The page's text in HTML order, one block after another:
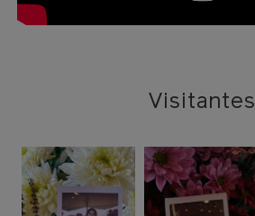
Visitantes